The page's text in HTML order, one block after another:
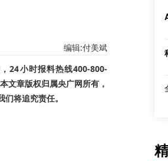
编辑:付美斌
24小时报料热线400-800-
文章版权归属央广网所有，
将追究责任。